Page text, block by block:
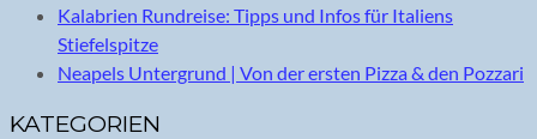
Kalabrien Rundreise: Tipps und Infos für Italiens
Stiefelspitze
Neapels Untergrund | Von der ersten Pizza & den Pozzari
KATEGORIEN